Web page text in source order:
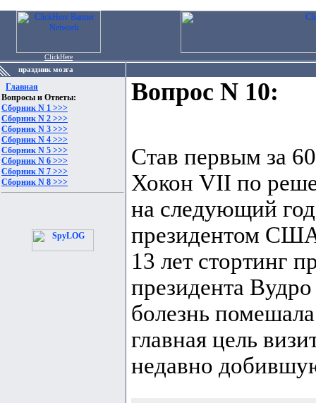
ClickHere
праздник мозга
Главная
Вопросы и Ответы:
Сборник N 1 >>>
Сборник N 2 >>>
Сборник N 3 >>>
Сборник N 4 >>>
Сборник N 5 >>>
Сборник N 6 >>>
Сборник N 7 >>>
Сборник N 8 >>>
Вопрос N 10:
Став первым за
Хокон VII по
на следующий год
президентом США
13 лет стортинг
президента
болезнь
главная цель
недавно